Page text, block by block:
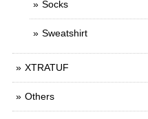
Socks
Sweatshirt
XTRATUF
Others